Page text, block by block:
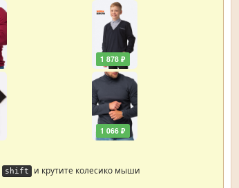
1 878 ₽
1 066 ₽
shift и крутите колесико мыши